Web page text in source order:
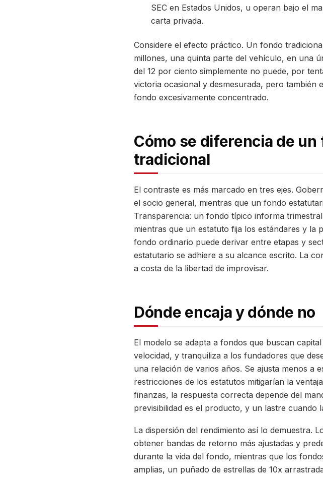
SEC en Estados Unidos, u operan bajo el
carta privada.
Considere el efecto práctico. Un fondo
millones, una quinta parte del vehículo, en una
del 12 por ciento simplemente no puede, por
victoria ocasional y desmesurada, pero también
fondo excesivamente concentrado.
Cómo se diferencia de
tradicional
El contraste es más marcado en tres ejes.
el socio general, mientras que un fondo
Transparencia: un fondo típico informa
mientras que un estatuto fija los estándares y la
fondo ordinario puede derivar entre etapas y
estatutario se adhiere a su alcance escrito. La
a costa de la libertad de improvisar.
Dónde encaja y dónde no
El modelo se adapta a fondos que buscan
velocidad, y tranquiliza a los fundadores que
una relación de varios años. Se ajusta menos a
restricciones de los estatutos mitigarían la
finanzas, la respuesta correcta depende del
previsibilidad es el producto, y un lastre cuando
La dispersión del rendimiento así lo demuestra.
obtener bandas de retorno más ajustadas y
durante la vida del fondo, mientras que los
amplias, un puñado de estrellas de 10x